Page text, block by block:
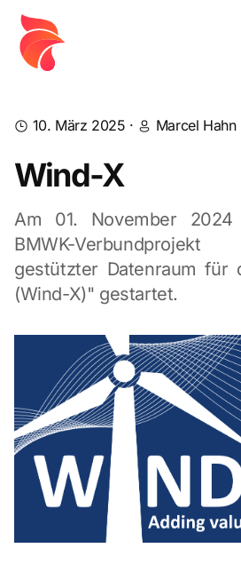
10. März 2025 · Marcel Hahn
Wind-X
Am 01. November
BMWK-
gestützter Datenraum für
(Wind-X)" gestartet.